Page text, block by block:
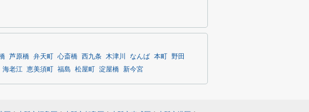
芦原橋 弁天町 心斎橋 西九条 木津川 なんば 本町
野田
海老江 恵美須町 福島 松屋町 淀屋橋 新今宮